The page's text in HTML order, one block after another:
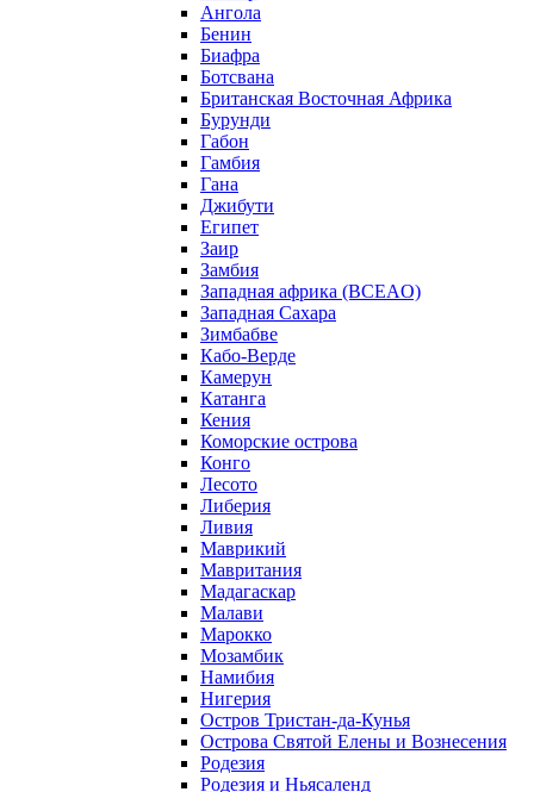
Ангола
Бенин
Биафра
Ботсвана
Британская Восточная Африка
Бурунди
Габон
Гамбия
Гана
Джибути
Египет
Заир
Замбия
Западная африка (BCEAO)
Западная Сахара
Зимбабве
Кабо-Верде
Камерун
Катанга
Кения
Коморские острова
Конго
Лесото
Либерия
Ливия
Маврикий
Мавритания
Мадагаскар
Малави
Марокко
Мозамбик
Намибия
Нигерия
Остров Тристан-да-Кунья
Острова Святой Елены и Вознесения
Родезия
Родезия и Ньясаленд